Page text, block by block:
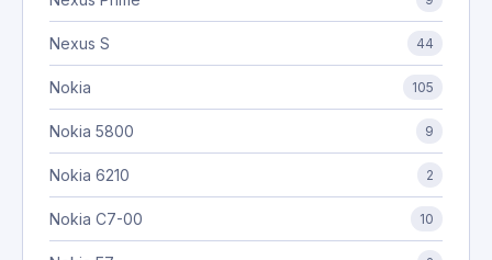
Nexus S 44
Nokia 105
Nokia 5800 9
Nokia 6210 2
Nokia C7-00 10